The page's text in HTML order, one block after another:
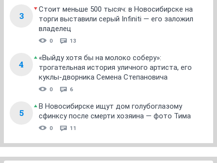
3
Стоит меньше 500 тысяч: в Новосибирске на
торги выставили серый Infiniti — его заложил
владелец
0 13
4
«Выйду хотя бы на молоко соберу»:
трогательная история уличного артиста, его
куклы-дворника Семена Степановича
0 6
5
В Новосибирске ищут дом голубоглазому
сфинксу после смерти хозяина — фото Тима
0 11